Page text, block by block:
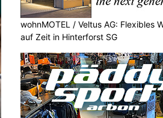
wohnMOTEL / Veltus AG: Flexibles
auf Zeit in Hinterforst SG